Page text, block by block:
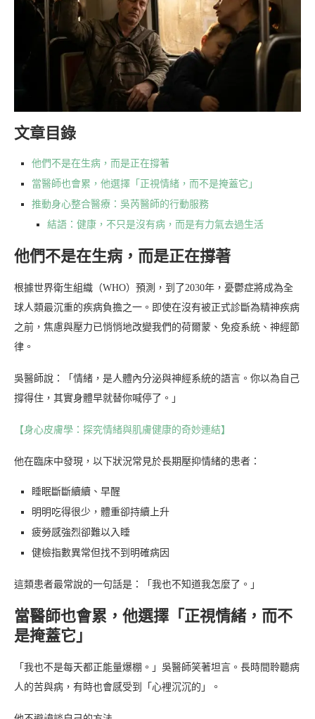
文章目錄
他們不是在生病，而是正在撐著
當醫師也會累，他選擇「正視情緒，而不是掩蓋它」
推動身心整合醫療：吳芮醫師的行動服務
結語：健康，不只是沒有病，而是有力氣去過生活
他們不是在生病，而是正在撐著
根據世界衛生組織（WHO）預測，到了2030年，憂鬱症將成為全
球人類最沉重的疾病負擔之一。即使在沒有被正式診斷為精神疾病
之前，焦慮與壓力已悄悄地改變我們的荷爾蒙、免疫系統、神經節
律。
吳醫師說：「情緒，是人體內分泌與神經系統的語言。你以為自己
撐得住，其實身體早就替你喊停了。」
【身心皮膚學：探究情緒與肌膚健康的奇妙連結】
他在臨床中發現，以下狀況常見於長期壓抑情緒的患者：
睡眠斷斷續續、早醒
明明吃得很少，體重卻持續上升
疲勞感強烈卻難以入睡
健檢指數異常但找不到明確病因
這類患者最常說的一句話是：「我也不知道我怎麼了。」
當醫師也會累，他選擇「正視情緒，而不
是掩蓋它」
「我也不是每天都正能量爆棚。」吳醫師笑著坦言。長時間聆聽病
人的苦與病，有時也會感受到「心裡沉沉的」。